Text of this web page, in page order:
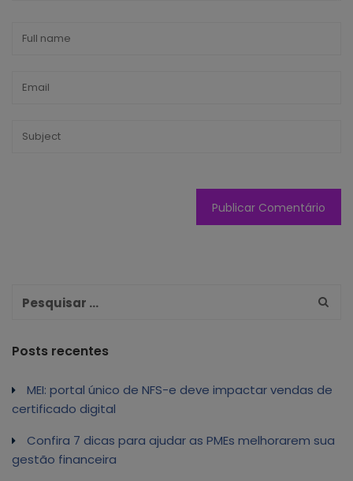
Posts recentes
MEI: portal único de NFS-e deve impactar vendas de
certificado digital
Confira 7 dicas para ajudar as PMEs melhorarem sua
gestão financeira